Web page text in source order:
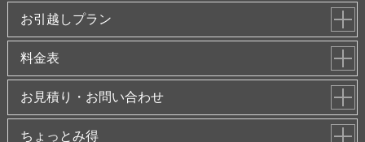
お引越しプラン
料金表
お見積り・お問い合わせ
ちょっとみ得